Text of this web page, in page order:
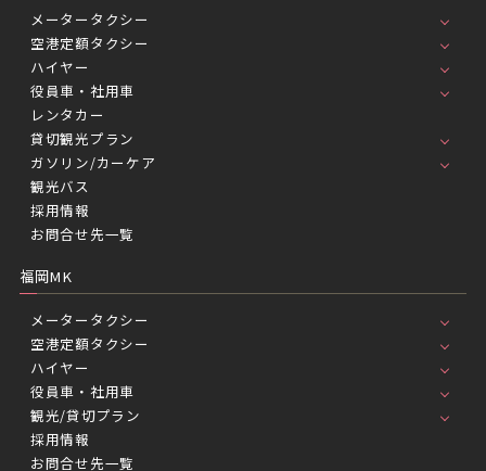
メータータクシー
空港定額タクシー
ハイヤー
役員車・社用車
レンタカー
貸切観光プラン
ガソリン/カーケア
観光バス
採用情報
お問合せ先一覧
福岡MK
メータータクシー
空港定額タクシー
ハイヤー
役員車・社用車
観光/貸切プラン
採用情報
お問合せ先一覧